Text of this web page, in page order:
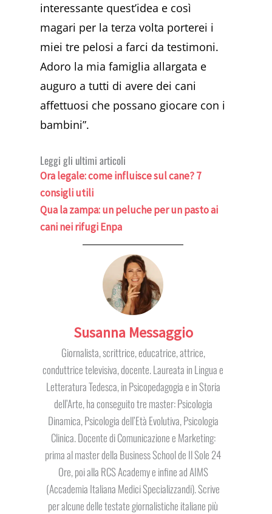
interessante quest’idea e così
magari per la terza volta porterei i
miei tre pelosi a farci da testimoni.
Adoro la mia famiglia allargata e
auguro a tutti di avere dei cani
affettuosi che possano giocare con i
bambini”.
Leggi gli ultimi articoli
Ora legale: come influisce sul cane? 7
consigli utili
Qua la zampa: un peluche per un pasto ai
cani nei rifugi Enpa
Susanna Messaggio
Giornalista, scrittrice, educatrice, attrice,
conduttrice televisiva, docente. Laureata in Lingua e
Letteratura Tedesca, in Psicopedagogia e in Storia
dell’Arte, ha conseguito tre master: Psicologia
Dinamica, Psicologia dell’Età Evolutiva, Psicologia
Clinica. Docente di Comunicazione e Marketing:
prima al master della Business School de Il Sole 24
Ore, poi alla RCS Academy e infine ad AIMS
(Accademia Italiana Medici Specializzandi). Scrive
per alcune delle testate giornalistiche italiane più